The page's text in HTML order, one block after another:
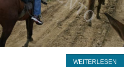
WEITERLESEN